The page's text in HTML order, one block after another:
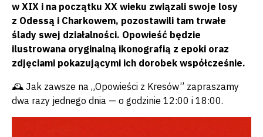
w XIX i na początku XX wieku związali swoje losy
z Odessą i Charkowem, pozostawili tam trwałe
ślady swej działalności. Opowieść będzie
ilustrowana oryginalną ikonografią z epoki oraz
zdjęciami pokazującymi ich dorobek współcześnie.
🕰 Jak zawsze na „Opowieści z Kresów” zapraszamy
dwa razy jednego dnia — o godzinie 12:00 i 18:00.